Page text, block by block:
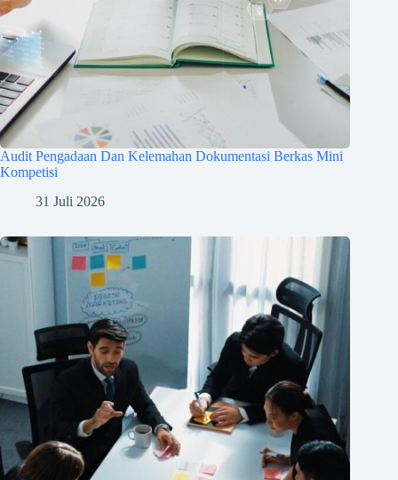
Audit Pengadaan Dan Kelemahan Dokumentasi Berkas Mini
Kompetisi
31 Juli 2026